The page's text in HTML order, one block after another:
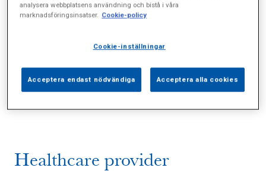
Alla (2) Vårdgivare (1) Specialister (0)
Sidor (0) Press (0) Sophianytt (0)
Healthcare provider
analysera webbplatsens användning och bistå i våra
marknadsföringsinsatser. Cookie-policy
Cookie-inställningar
Acceptera endast nödvändiga Acceptera alla cookies